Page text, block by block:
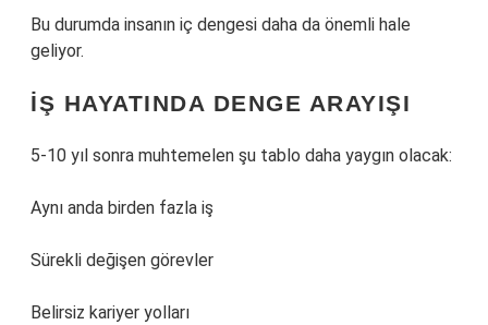
Bu durumda insanın iç dengesi daha da önemli hale
geliyor.
İŞ HAYATINDA DENGE ARAYIŞI
5-10 yıl sonra muhtemelen şu tablo daha yaygın olacak:
Aynı anda birden fazla iş
Sürekli değişen görevler
Belirsiz kariyer yolları